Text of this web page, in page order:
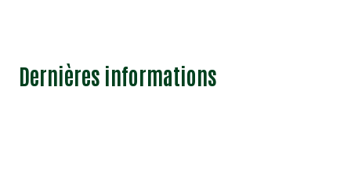
Dernières informations